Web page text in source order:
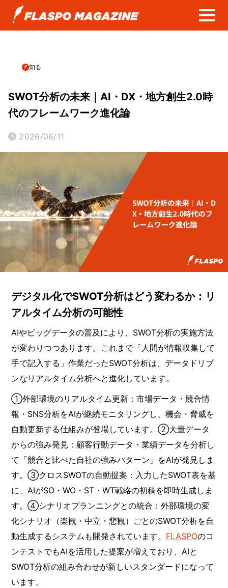
知る
SWOT分析の未来｜AI・DX・地方創生2.0時
代のフレームワーク進化論
2026/06/11
デジタル化でSWOT分析はどう変わるか：リ
アルタイム分析の可能性
AIやビッグデータの普及により、SWOT分析の実施方法
が変わりつつあります。これまで「人間が情報収集して
手で記入する」作業だったSWOT分析は、データドリブ
ンなリアルタイム分析へと進化しています。
①外部環境のリアルタイム更新：市場データ・競合情
報・SNS分析をAIが継続モニタリングし、機会・脅威を
自動更新する仕組みが登場しています。②大量データ
からの強み発見：顧客行動データ・業績データを分析し
て「競合と比べた自社の強みパターン」をAIが発見しま
す。③クロスSWOTの自動提案：入力したSWOT表を基
に、AIがSO・WO・ST・WT戦略の初稿を即時生成しま
す。④シナリオプランニングとの統合：外部環境の変
化シナリオ（楽観・中立・悲観）ごとのSWOT分析を自
動生成するシステムも開発されています。 FLASPOのコ
ンテストでもAIを活用した提案が増えており、AIと
SWOT分析の組み合わせが新しいスタンダードになって
います。